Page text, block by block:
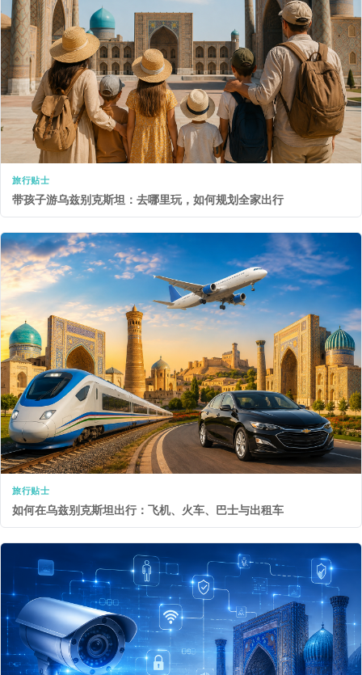
旅行贴士
带孩子游乌兹别克斯坦：去哪里玩，如何规划全家出行
旅行贴士
如何在乌兹别克斯坦出行：飞机、火车、巴士与出租车